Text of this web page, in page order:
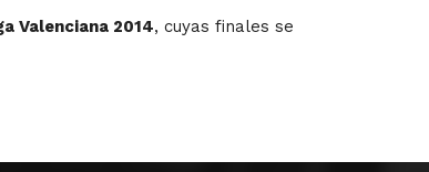
Valenciana 2014, cuyas finales se